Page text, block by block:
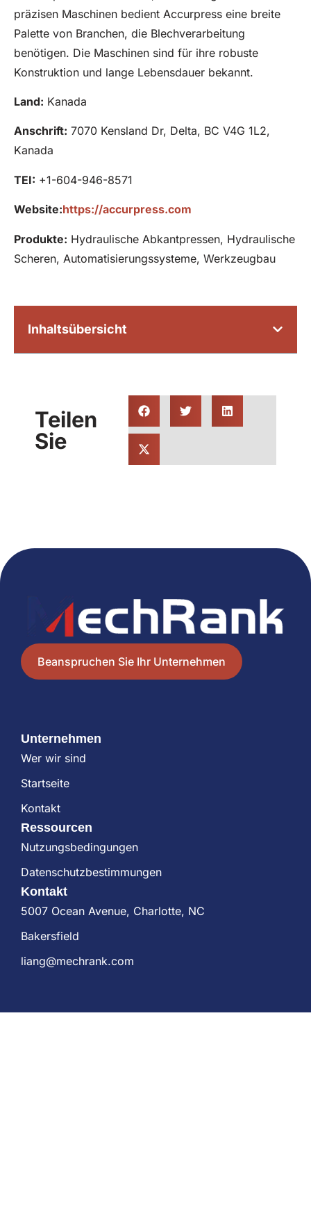
präzisen Maschinen bedient Accurpress eine breite
Palette von Branchen, die Blechverarbeitung
benötigen. Die Maschinen sind für ihre robuste
Konstruktion und lange Lebensdauer bekannt.
Land: Kanada
Anschrift: 7070 Kensland Dr, Delta, BC V4G 1L2,
Kanada
TEI: +1-604-946-8571
Website:https://accurpress.com
Produkte: Hydraulische Abkantpressen, Hydraulische
Scheren, Automatisierungssysteme, Werkzeugbau
Inhaltsübersicht
Teilen
Sie
Beanspruchen Sie Ihr Unternehmen
Unternehmen
Wer wir sind
Startseite
Kontakt
Ressourcen
Nutzungsbedingungen
Datenschutzbestimmungen
Kontakt
5007 Ocean Avenue, Charlotte, NC
Bakersfield
liang@mechrank.com